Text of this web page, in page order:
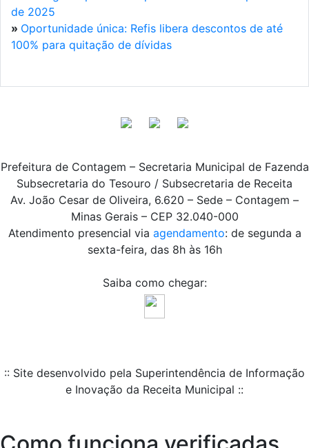
de 2025
» Oportunidade única: Refis libera descontos de até
100% para quitação de dívidas
Prefeitura de Contagem – Secretaria Municipal de Fazenda
Subsecretaria do Tesouro / Subsecretaria de Receita
Av. João Cesar de Oliveira, 6.620 – Sede – Contagem –
Minas Gerais – CEP 32.040-000
Atendimento presencial via agendamento: de segunda a
sexta-feira, das 8h às 16h
Saiba como chegar:
:: Site desenvolvido pela Superintendência de Informação
e Inovação da Receita Municipal ::